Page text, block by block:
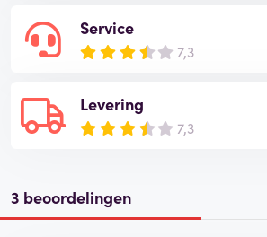
Service
7,3
Levering
7,3
3 beoordelingen